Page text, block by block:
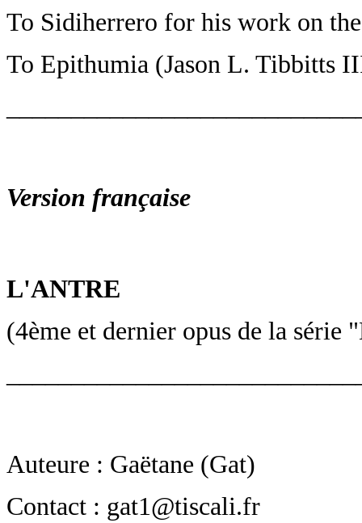
To Sidiherrero for his work on
To Epithumia (Jason L. Tibbitts
Version française
L'ANTRE
(4ème et dernier opus de la série
Auteure : Gaëtane (Gat)
Contact : gat1@tiscali.fr